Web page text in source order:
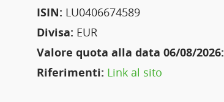
ISIN: LU0406674589
Divisa: EUR
Valore quota alla data 06/08/2026:
Riferimenti: Link al sito